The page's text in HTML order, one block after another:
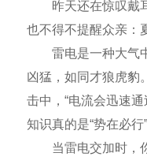
昨天还在惊叹戴耳
也不得不提醒众亲：
雷电是一种大气中
凶猛，如同才狼虎豹
击中，“电流会迅速
知识真的是“势在必行”
当雷电交加时，你